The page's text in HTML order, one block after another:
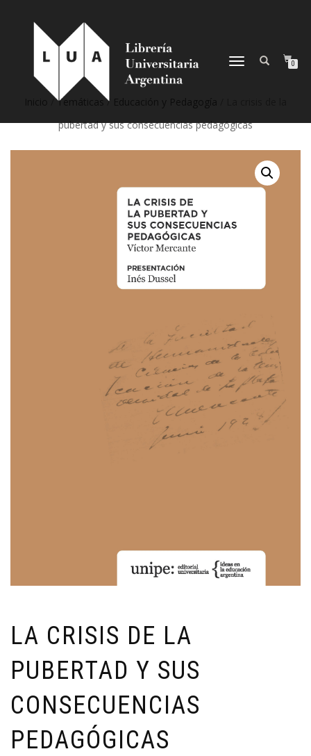
NAVEGACIÓN
0
/Temáticas /
pubertad y sus consecuencias pedagógicas
LA CRISIS DE LA
PUBERTAD Y SUS
CONSECUENCIAS
PEDAGÓGICAS